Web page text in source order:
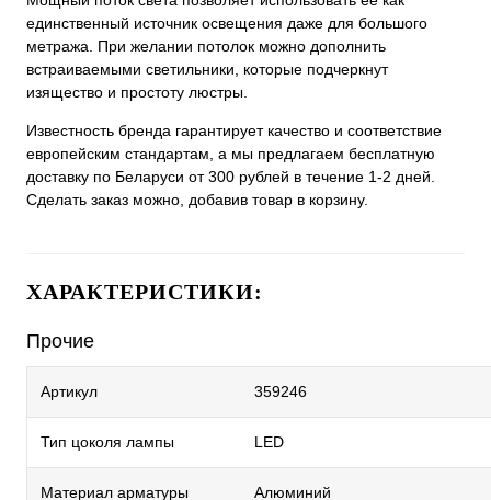
единственный источник освещения даже для большого
метража. При желании потолок можно дополнить
встраиваемыми светильники, которые подчеркнут
изящество и простоту люстры.
Известность бренда гарантирует качество и соответствие
европейским стандартам, а мы предлагаем бесплатную
доставку по Беларуси от 300 рублей в течение 1-2 дней.
Сделать заказ можно, добавив товар в корзину.
ХАРАКТЕРИСТИКИ:
Прочие
Артикул 359246
Тип цоколя лампы LED
Материал арматуры Алюминий